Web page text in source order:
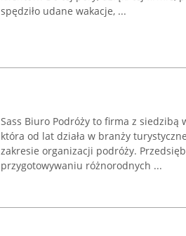
spędziło udane wakacje, ...
Sass Biuro Podróży to firma z
która od lat działa w branży
zakresie organizacji podróży.
przygotowywaniu różnorodnych ...